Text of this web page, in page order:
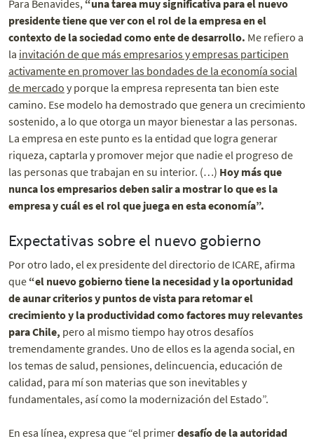
Para Benavides, “una tarea muy significativa para el nuevo
presidente tiene que ver con el rol de la empresa en el
contexto de la sociedad como ente de desarrollo. Me refiero a
la invitación de que más empresarios y empresas participen
activamente en promover las bondades de la economía social
de mercado y porque la empresa representa tan bien este
camino. Ese modelo ha demostrado que genera un crecimiento
sostenido, a lo que otorga un mayor bienestar a las personas.
La empresa en este punto es la entidad que logra generar
riqueza, captarla y promover mejor que nadie el progreso de
las personas que trabajan en su interior. (…) Hoy más que
nunca los empresarios deben salir a mostrar lo que es la
empresa y cuál es el rol que juega en esta economía”.
Expectativas sobre el nuevo gobierno
Por otro lado, el ex presidente del directorio de ICARE, afirma
que “el nuevo gobierno tiene la necesidad y la oportunidad
de aunar criterios y puntos de vista para retomar el
crecimiento y la productividad como factores muy relevantes
para Chile, pero al mismo tiempo hay otros desafíos
tremendamente grandes. Uno de ellos es la agenda social, en
los temas de salud, pensiones, delincuencia, educación de
calidad, para mí son materias que son inevitables y
fundamentales, así como la modernización del Estado”.
En esa línea, expresa que “el primerdesafío de la autoridad